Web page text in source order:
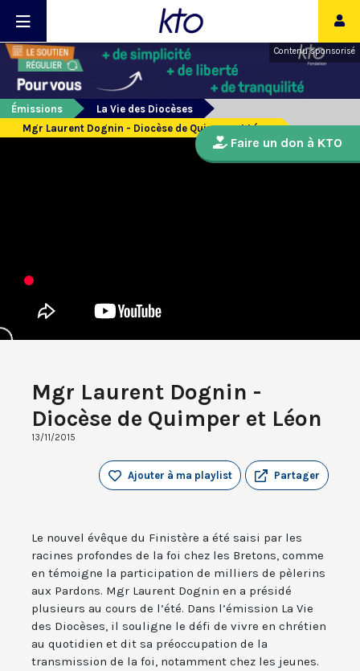
Contenu sponsorisé
Émissions
La Vie des Diocèses
Mgr Laurent Dognin - Diocèse de Quimper et Léon
Mgr Laurent Dognin -
Diocèse de Quimper et Léon
13/11/2015
Partager
Ajouter à ma playlist
Le nouvel évêque du Finistère a été saisi par les
racines profondes de la foi chez les Bretons, comme
en témoigne la participation de milliers de pèlerins
aux Pardons. Mgr Laurent Dognin en a présidé
plusieurs au cours de l’été. Dans l’émission La Vie
des Diocèses, il souligne le défi de vivre en chrétien
au quotidien et dit sa préoccupation de la
transmission de la foi, notamment chez les jeunes.
Faire un don à KTO